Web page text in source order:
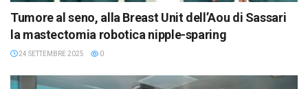
Tumore al seno, alla Breast Unit dell’Aou di Sassari
la mastectomia robotica nipple-sparing
24 SETTEMBRE 2025 0